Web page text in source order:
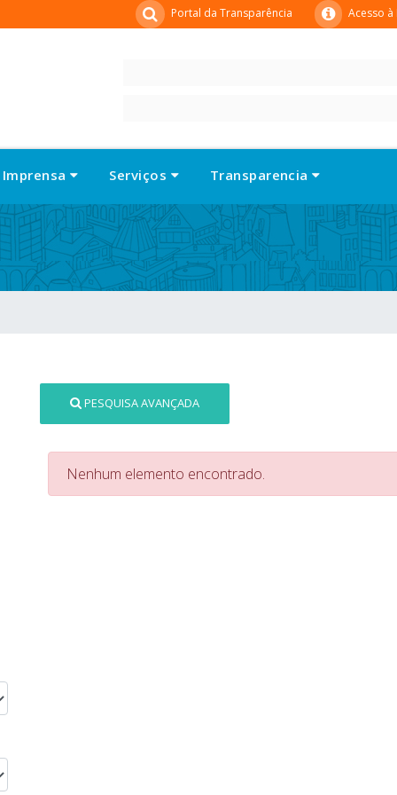
Acesso
Portal da Transparência
Imprensa Serviços Transparencia
PESQUISA AVANÇADA
Nenhum elemento encontrado.